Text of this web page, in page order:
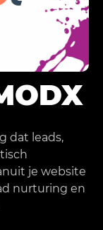
dat leads,
je website
nurturing en